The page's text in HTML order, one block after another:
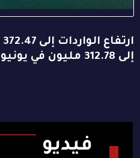
إلى 312.78 مليون في يونيو
فيديو